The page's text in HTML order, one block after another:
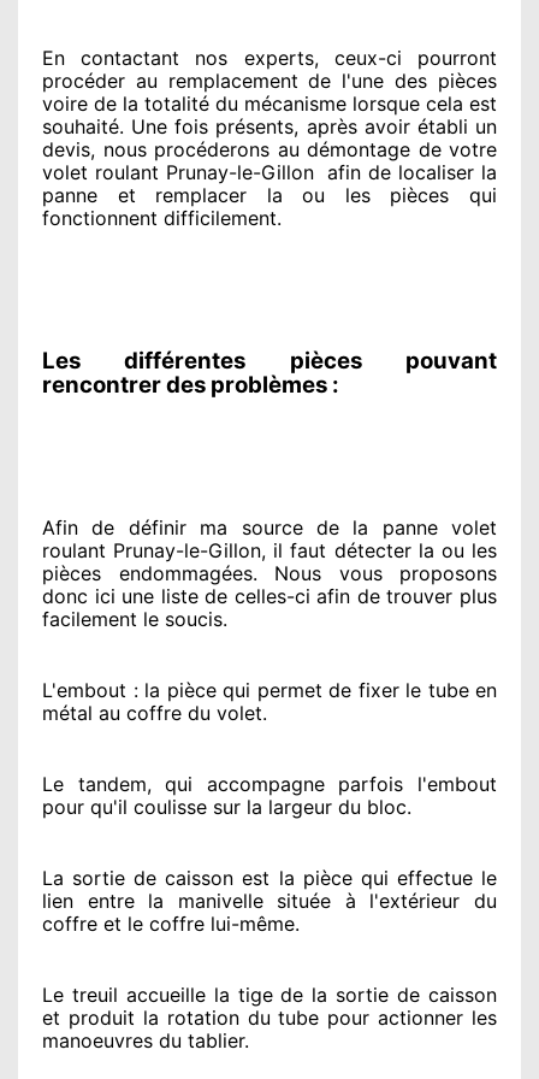
En contactant nos experts, ceux-ci pourront
procéder au remplacement de l'une des pièces
voire de la totalité du mécanisme lorsque cela est
souhaité. Une fois présents, après avoir établi un
devis, nous procéderons au démontage de votre
volet roulant Prunay-le-Gillon afin de localiser la
panne et remplacer la ou les pièces qui
fonctionnent difficilement.
Les différentes pièces pouvant
rencontrer des problèmes :
Afin de définir ma sourcede la panne volet
roulant Prunay-le-Gillon, il faut détecterla ou les
pièces endommagées. Nous vous proposons
donc ici une liste de celles-ci afin de trouver plus
facilement le soucis.
L'embout : la pièce qui permet de fixer le tube en
métal au coffre du volet.
Le tandem, qui accompagne parfois l'embout
pour qu'il coulisse sur la largeur du bloc.
La sortie de caisson est la pièce qui effectuele
lien entre la manivelle située à l'extérieur du
coffre et le coffre lui-même.
Le treuil accueille la tige de la sortie de caisson
et produit la rotation du tube pour actionner les
manoeuvres du tablier.